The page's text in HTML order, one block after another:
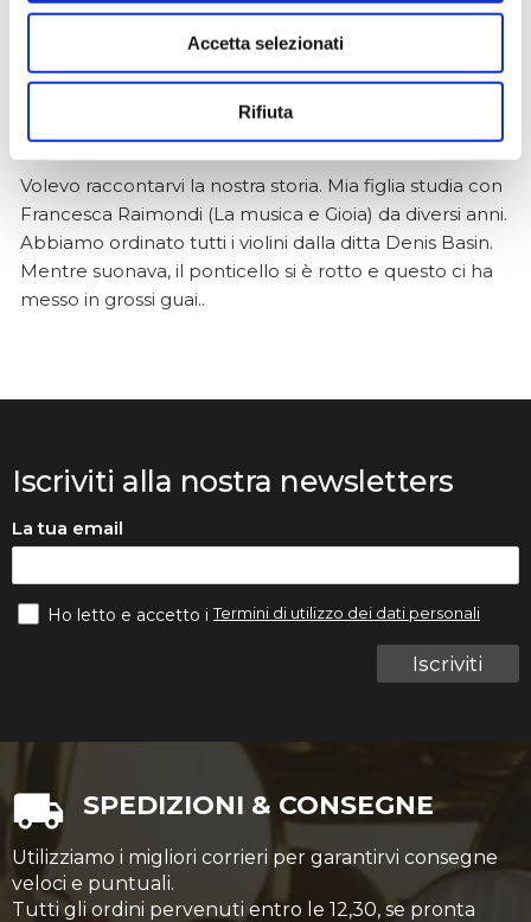
Accetta selezionati
Rifiuta
Anna Prokhorova
★★★★★
Volevo raccontarvi la nostra storia. Mia figlia studia con
Francesca Raimondi (La musica e Gioia) da diversi anni.
Abbiamo ordinato tutti i violini dalla ditta Denis Basin.
Mentre suonava, il ponticello si è rotto e questo ci ha
messo in grossi guai..
Iscriviti alla nostra newsletters
La tua email
Iscriviti
Ho letto e accetto iTermini di utilizzo dei dati personali
SPEDIZIONI & CONSEGNE
Utilizziamo i migliori corrieri per garantirvi consegne
veloci e puntuali.
Tutti gli ordini pervenuti entro le 12,30, se pronta